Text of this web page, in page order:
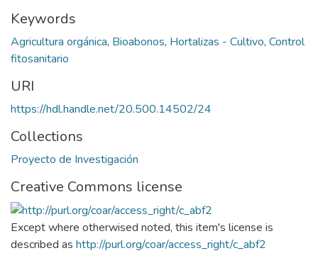
Keywords
Agricultura orgánica, Bioabonos, Hortalizas - Cultivo, Control
fitosanitario
URI
https://hdl.handle.net/20.500.14502/24
Collections
Proyecto de Investigación
Creative Commons license
Except where otherwised noted, this item's license is
described as http://purl.org/coar/access_right/c_abf2